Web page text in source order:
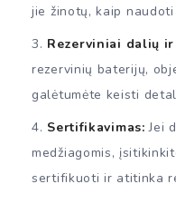
jie žinotų, kaip
Rezerviniai dalių
rezervinių baterijų,
galėtumėte keisti
Sertifikavimas: Jei
medžiagomis,
sertifikuoti ir atitinka